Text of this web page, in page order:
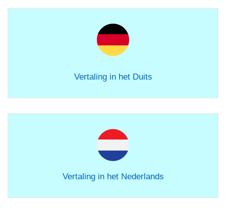
Vertaling in het Duits
Vertaling in het Nederlands